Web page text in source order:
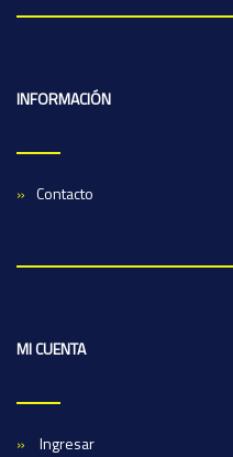
INFORMACIÓN
Contacto
MI CUENTA
Ingresar